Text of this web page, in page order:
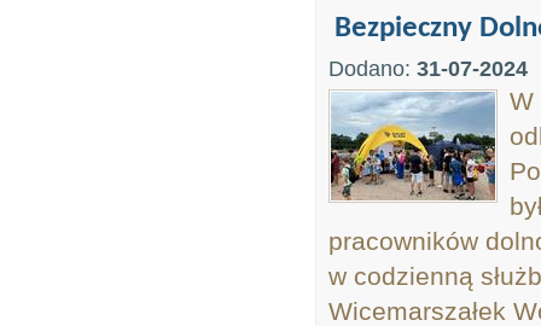
Bezpieczny
Dodano: 31-07-2024
W
pracowników
w codzienną
Wicemarszałek